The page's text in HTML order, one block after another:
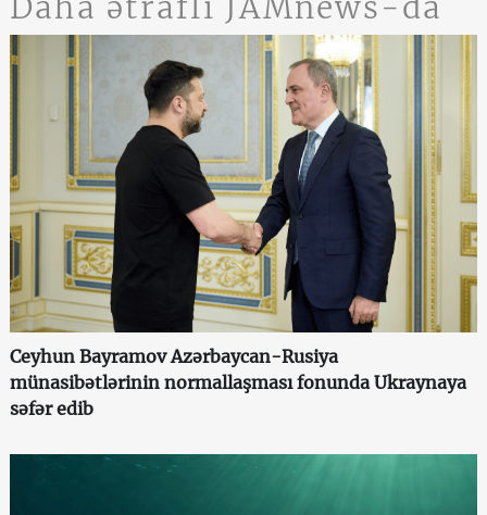
Ceyhun Bayramov Azərbaycan-Rusiya
münasibətlərinin normallaşması fonunda Ukraynaya
səfər edib